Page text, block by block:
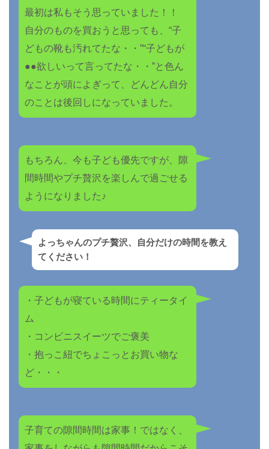
最初は私もそう思っていました！！
自分のものを買おうと思っても、“子
どもの靴も汚れてたな・・”“子どもが
●●欲しいって言ってたな・・”と色ん
なことが頭によぎって、どんどん自分
のことは後回しになっていました。
もちろん、今も子ども優先ですが、隙
間時間やプチ贅沢を楽しんで過ごせる
ようになりました♪
よっちゃんのプチ贅沢、自分だけの時間を教え
てください！
・子どもが寝ている時間にティータイ
ム
・コンビニスイーツでご褒美
・抱っこ紐でちょこっとお買い物な
ど・・・
子育ての隙間時間は家事！ではなく、